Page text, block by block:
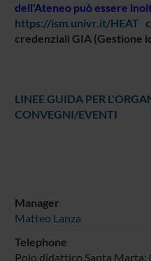
dell'Ateneo può essere
https://ism.univr.it/HEAT
credenziali GIA (Gestione
LINEE GUIDA PER
CONVEGNI/EVENTI
Manager
Matteo Lanza
Telephone
Polo didattico Santa Marta: